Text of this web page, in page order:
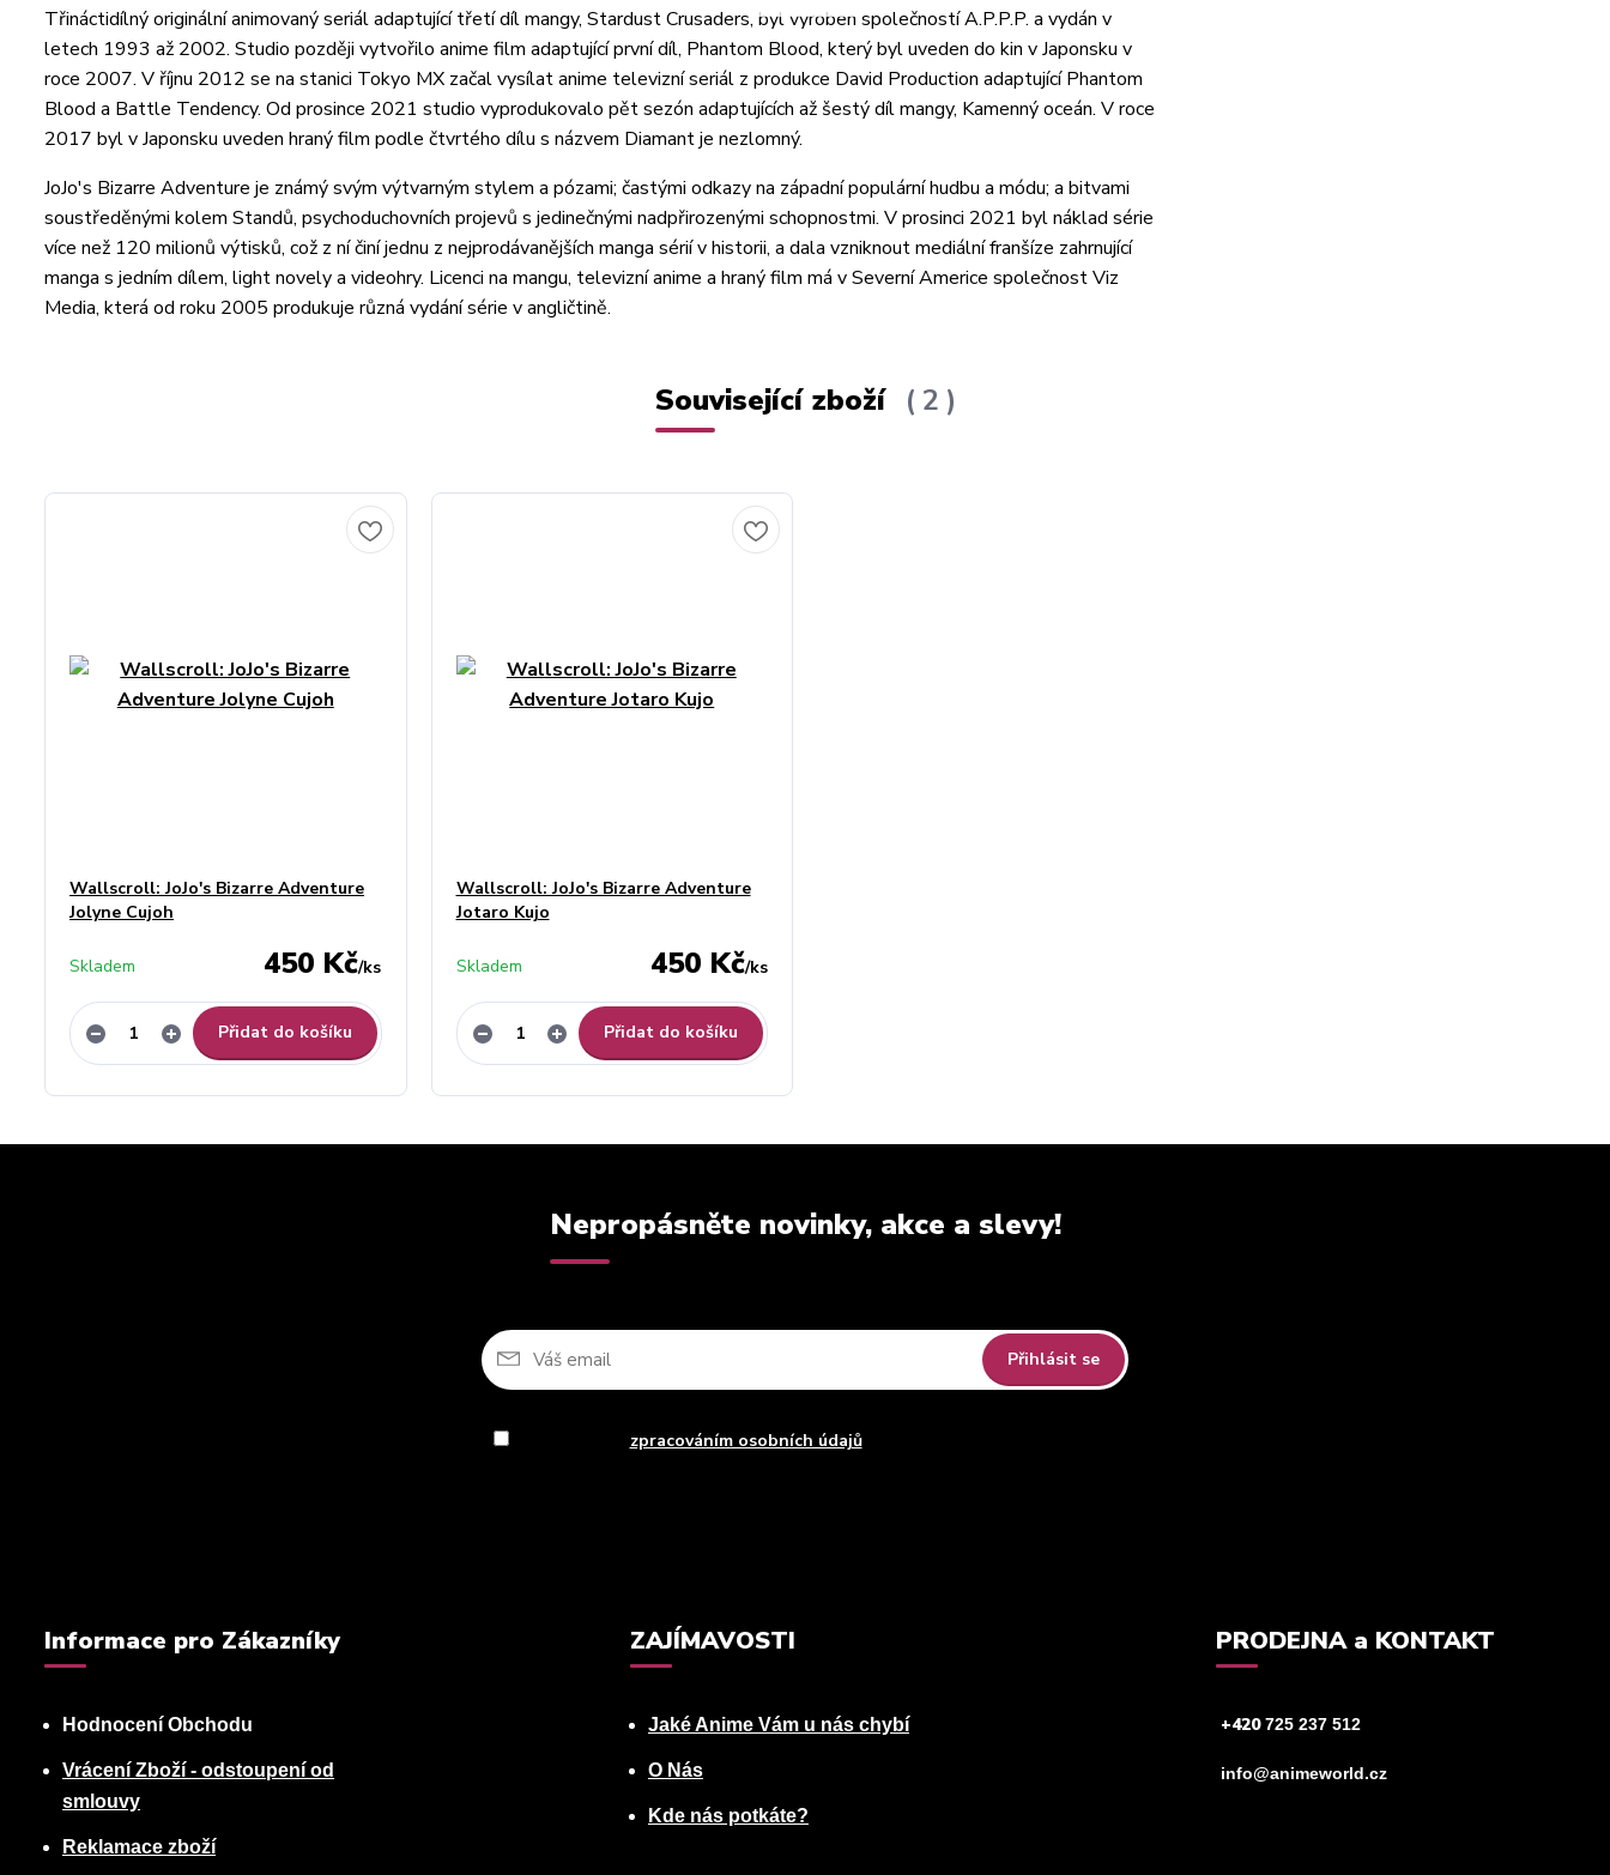
Třináctidílný originální animovaný seriál adaptující třetí díl mangy, Stardust Crusaders, byl vyroben společností A.P.P.P. a vydán v
letech 1993 až 2002. Studio později vytvořilo anime film adaptující první díl, Phantom Blood, který byl uveden do kin v Japonsku v
roce 2007. V říjnu 2012 se na stanici Tokyo MX začal vysílat anime televizní seriál z produkce David Production adaptující Phantom
Blood a Battle Tendency. Od prosince 2021 studio vyprodukovalo pět sezón adaptujících až šestý díl mangy, Kamenný oceán. V roce
2017 byl v Japonsku uveden hraný film podle čtvrtého dílu s názvem Diamant je nezlomný.
JoJo's Bizarre Adventure je známý svým výtvarným stylem a pózami; častými odkazy na západní populární hudbu a módu; a bitvami
soustředěnými kolem Standů, psychoduchovních projevů s jedinečnými nadpřirozenými schopnostmi. V prosinci 2021 byl náklad série
více než 120 milionů výtisků, což z ní činí jednu z nejprodávanějších manga sérií v historii, a dala vzniknout mediální franšíze zahrnující
manga s jedním dílem, light novely a videohry. Licenci na mangu, televizní anime a hraný film má v Severní Americe společnost Viz
Media, která od roku 2005 produkuje různá vydání série v angličtině.
Související zboží 2
Wallscroll: JoJo's Bizarre Adventure
Jolyne Cujoh
450 Kč/ks
Skladem
Přidat do košíku
Wallscroll: JoJo's Bizarre Adventure
Jotaro Kujo
450 Kč/ks
Skladem
Přidat do košíku
Nepropásněte novinky, akce a slevy!
Přihlásit se
zpracováním osobních údajůza účelem rozesílky newsletteru.
Informace pro Zákazníky
Hodnocení Obchodu
Vrácení Zboží - odstoupení od
smlouvy
Reklamace zboží
ZAJÍMAVOSTI
Jaké Anime Vám u nás chybí
O Nás
Kde nás potkáte?
PRODEJNA a KONTAKT
+420725 237 512
info@animeworld.cz